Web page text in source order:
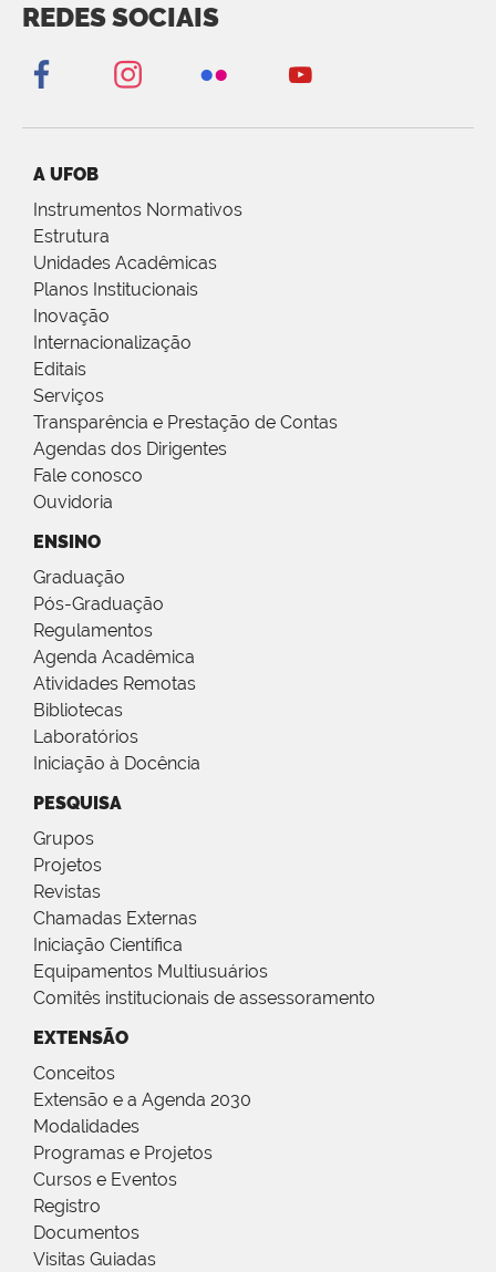
REDES SOCIAIS
A UFOB
Instrumentos Normativos
Estrutura
Unidades Acadêmicas
Planos Institucionais
Inovação
Internacionalização
Editais
Serviços
Transparência e Prestação de Contas
Agendas dos Dirigentes
Fale conosco
Ouvidoria
ENSINO
Graduação
Pós-Graduação
Regulamentos
Agenda Acadêmica
Atividades Remotas
Bibliotecas
Laboratórios
Iniciação à Docência
PESQUISA
Grupos
Projetos
Revistas
Chamadas Externas
Iniciação Científica
Equipamentos Multiusuários
Comitês institucionais de assessoramento
EXTENSÃO
Conceitos
Extensão e a Agenda 2030
Modalidades
Programas e Projetos
Cursos e Eventos
Registro
Documentos
Visitas Guiadas